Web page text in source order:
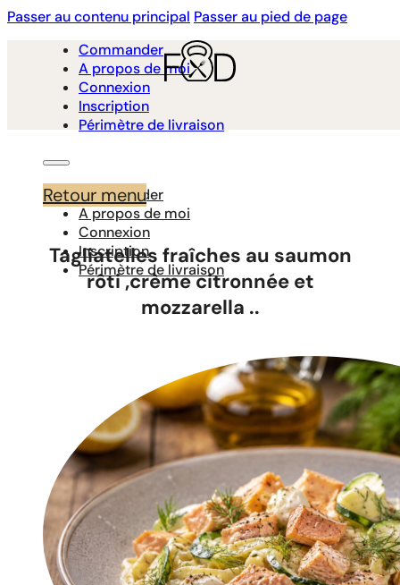
Passer au contenu principal Passer au pied de page
Commander
A propos de moi
Connexion
Inscription
Périmètre de livraison
Commander
A propos de moi
Connexion
Inscription
Périmètre de livraison
Retour menu
Tagliatelles fraîches au saumon
rôti ,crème citronnée et
mozzarella ..